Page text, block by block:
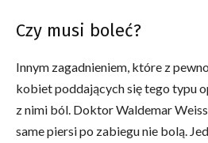
Czy musi boleć?
Innym zagadnieniem, które z
kobiet poddających się tego typu
z nimi ból. Doktor Waldemar
same piersi po zabiegu nie bolą.